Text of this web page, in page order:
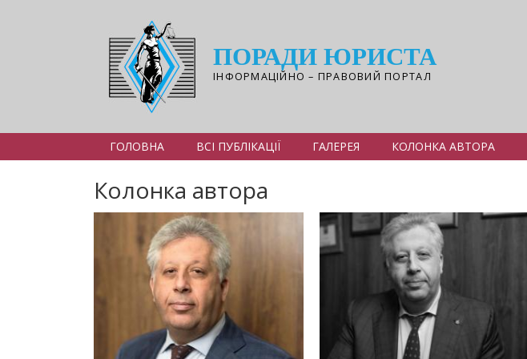
ПОРАДИ ЮРИСТА
ІНФОРМАЦІЙНО – ПРАВОВИЙ ПОРТАЛ
ГОЛОВНА ВСІ ПУБЛІКАЦІЇ ГАЛЕРЕЯ КОЛОНКА АВТОРА
Колонка автора